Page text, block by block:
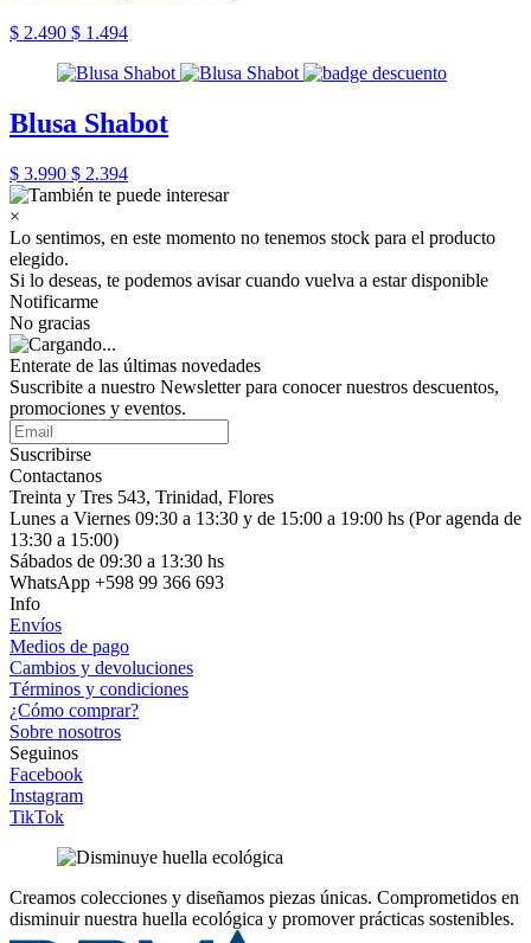
$ 2.490 $ 1.494
Blusa Shabot
$ 3.990 $ 2.394
×
Lo sentimos, en este momento no tenemos stock para el producto
elegido.
Si lo deseas, te podemos avisar cuando vuelva a estar disponible
Notificarme
No gracias
Enterate de las últimas novedades
Suscribite a nuestro Newsletter para conocer nuestros descuentos,
promociones y eventos.
Suscribirse
Contactanos
Treinta y Tres 543, Trinidad, Flores
Lunes a Viernes 09:30 a 13:30 y de 15:00 a 19:00 hs (Por agenda de
13:30 a 15:00)
Sábados de 09:30 a 13:30 hs
WhatsApp +598 99 366 693
Info
Envíos
Medios de pago
Cambios y devoluciones
Términos y condiciones
¿Cómo comprar?
Sobre nosotros
Seguinos
Facebook
Instagram
TikTok
Creamos colecciones y diseñamos piezas únicas. Comprometidos en
disminuir nuestra huella ecológica y promover prácticas sostenibles.